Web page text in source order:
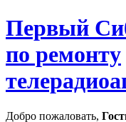
Первый
по ремонту
Добро пожаловать,